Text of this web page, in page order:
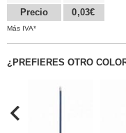
Precio
0,03€
Más IVA*
¿PREFIERES OTRO